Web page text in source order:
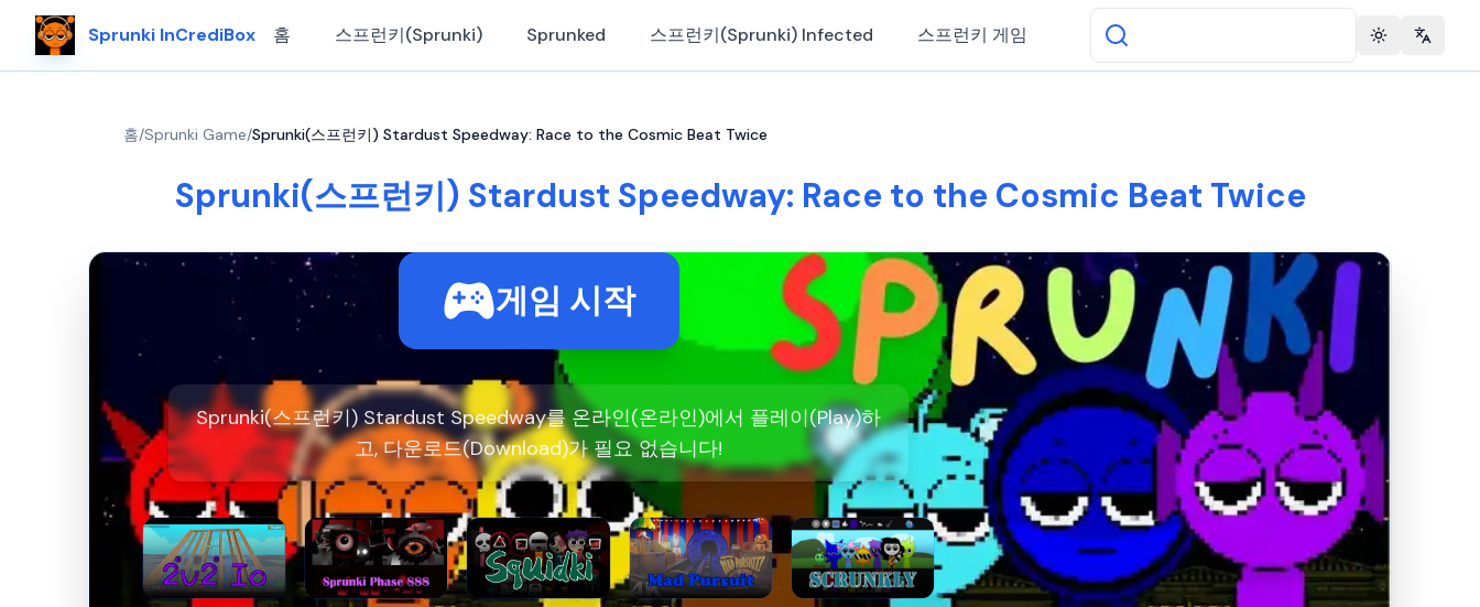
Sprunki InCrediBox 홈 스프런키(Sprunki) Sprunked 스프런키(Sprunki) Infected 스프런키 게임 Toggle theme
홈/Sprunki Game/Sprunki(스프런키) Stardust Speedway: Race to the Cosmic Beat Twice
Sprunki(스프런키) Stardust Speedway: Race to the Cosmic Beat Twice
게임 시작
Sprunki(스프런키) Stardust Speedway를 온라인(온라인)에서 플레이(Play)하
고, 다운로드(Download)가 필요 없습니다!